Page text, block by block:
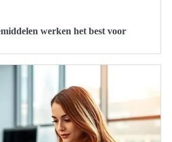
werken het best voor